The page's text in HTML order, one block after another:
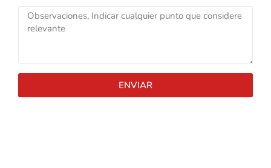
ENVIAR